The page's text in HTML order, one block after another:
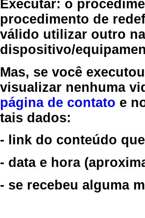
Executar: o
procedimento de
válido utilizar outro
dispositivo/
Mas, se você
visualizar nenhuma
página de contato e
tais dados:
- link do conteúdo
- data e hora
- se recebeu alguma